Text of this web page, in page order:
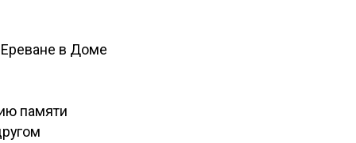
в Доме
памяти